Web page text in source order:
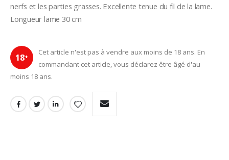
nerfs et les parties grasses. Excellente tenue du fil de la lame.
Longueur lame 30 cm
18+
Cet article n'est pas à vendre aux moins de 18 ans. En
commandant cet article, vous déclarez être âgé d'au
moins 18 ans.